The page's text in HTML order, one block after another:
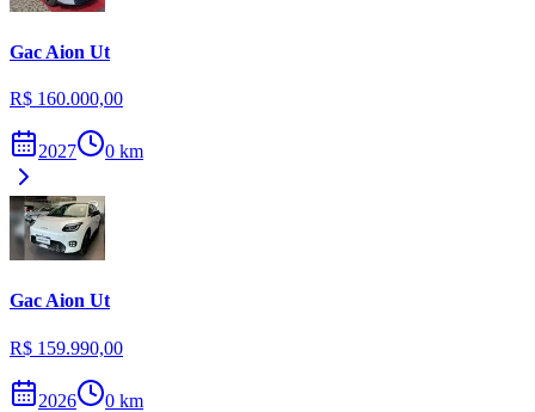
Gac Aion Ut
R$ 160.000,00
2027 0 km
Gac Aion Ut
R$ 159.990,00
2026 0 km